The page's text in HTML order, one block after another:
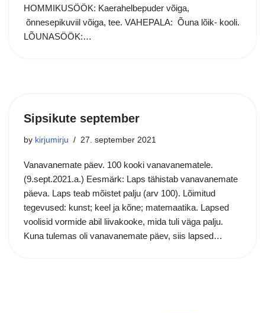
HOMMIKUSÖÖK: Kaerahelbepuder võiga,
õnnesepikuviil võiga, tee. VAHEPALA: Õuna lõik- kooli.
LÕUNASÖÖK:…
Sipsikute september
by kirjumirju 27. september 2021
Vanavanemate päev. 100 kooki vanavanematele.
(9.sept.2021.a.) Eesmärk: Laps tähistab vanavanemate
päeva. Laps teab mõistet palju (arv 100). Lõimitud
tegevused: kunst; keel ja kõne; matemaatika. Lapsed
voolisid vormide abil liivakooke, mida tuli väga palju.
Kuna tulemas oli vanavanemate päev, siis lapsed…